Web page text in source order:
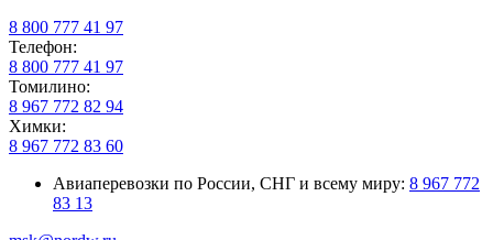
8 800 777 41 97
Телефон:
8 800 777 41 97
Томилино:
8 967 772 82 94
Химки:
8 967 772 83 60
Авиаперевозки по России, СНГ и всему миру: 8 967 772
83 13